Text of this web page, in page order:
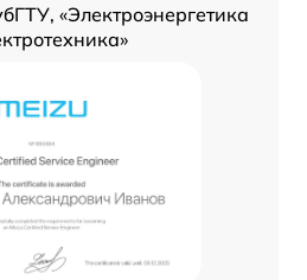
«Электроэнергетика